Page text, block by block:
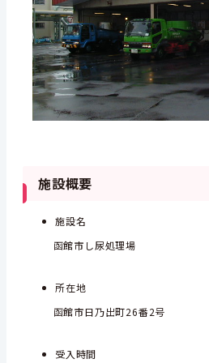
施設概要
施設名
函館市し尿処理場
所在地
函館市日乃出町26番2号
受入時間